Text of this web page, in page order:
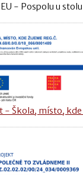
EU - Pospolu u stolu
- Škola, místo, kde